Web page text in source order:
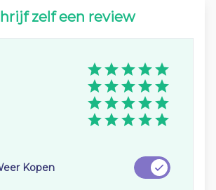
zelf een review
Kopen